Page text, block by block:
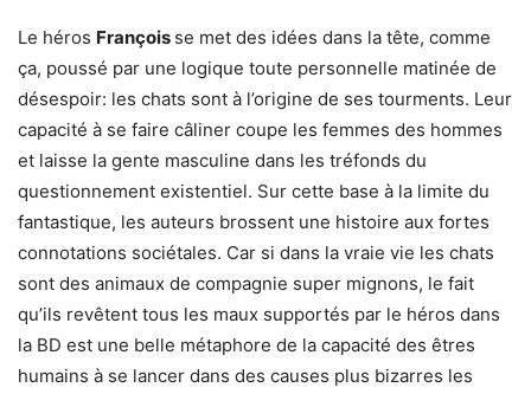
Le héros François se met des idées dans la tête, comme
ça, poussé par une logique toute personnelle matinée de
désespoir: les chats sont à l’origine de ses tourments. Leur
capacité à se faire câliner coupe les femmes des hommes
et laisse la gente masculine dans les tréfonds du
questionnement existentiel. Sur cette base à la limite du
fantastique, les auteurs brossent une histoire aux fortes
connotations sociétales. Car si dans la vraie vie les chats
sont des animaux de compagnie super mignons, le fait
qu’ils revêtent tous les maux supportés par le héros dans
la BD est une belle métaphore de la capacité des êtres
humains à se lancer dans des causes plus bizarres les